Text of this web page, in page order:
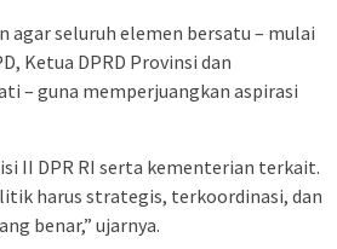
agar seluruh elemen bersatu – mulai
Ketua DPRD Provinsi dan
– guna memperjuangkan aspirasi
II DPR RI serta kementerian terkait.
harus strategis, terkoordinasi, dan
benar,” ujarnya.